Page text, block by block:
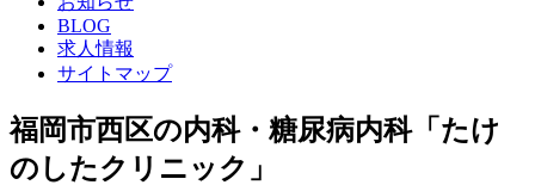
BLOG
求人情報
サイトマップ
福岡市西区の内科・糖尿病内科「たけ
のしたクリニック」